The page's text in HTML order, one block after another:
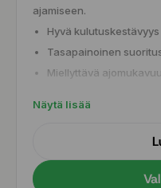
ajamiseen.
Hyvä kulutuskestävyys
Tasapainoinen
Miellyttävä
Näytä lisää